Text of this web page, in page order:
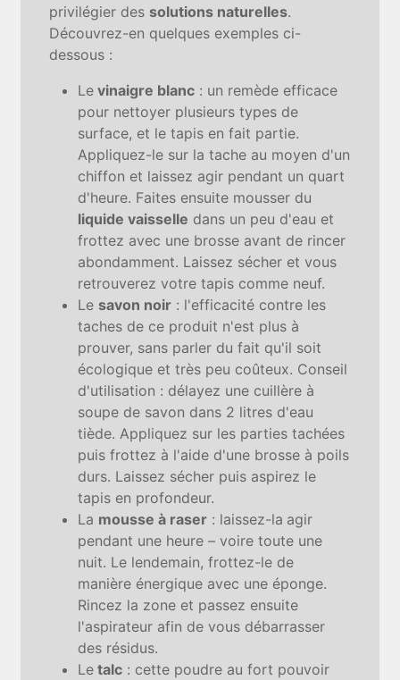
privilégier des solutions naturelles.
Découvrez-en quelques exemples ci-
dessous :
Le vinaigre blanc : un remède efficace
pour nettoyer plusieurs types de
surface, et le tapis en fait partie.
Appliquez-le sur la tache au moyen d'un
chiffon et laissez agir pendant un quart
d'heure. Faites ensuite mousser du
liquide vaisselle dans un peu d'eau et
frottez avec une brosse avant de rincer
abondamment. Laissez sécher et vous
retrouverez votre tapis comme neuf.
Le savon noir : l'efficacité contre les
taches de ce produit n'est plus à
prouver, sans parler du fait qu'il soit
écologique et très peu coûteux. Conseil
d'utilisation : délayez une cuillère à
soupe de savon dans 2 litres d'eau
tiède. Appliquez sur les parties tachées
puis frottez à l'aide d'une brosse à poils
durs. Laissez sécher puis aspirez le
tapis en profondeur.
La mousse à raser : laissez-la agir
pendant une heure – voire toute une
nuit. Le lendemain, frottez-le de
manière énergique avec une éponge.
Rincez la zone et passez ensuite
l'aspirateur afin de vous débarrasser
des résidus.
Le talc : cette poudre au fort pouvoir